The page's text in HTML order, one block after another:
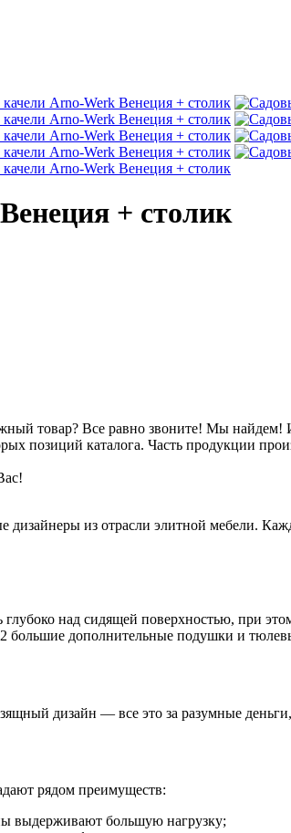
+ столик
товар? Все равно звоните! Мы найдем!
позиций каталога. Часть продукции
из отрасли элитной мебели.
над сидящей поверхностью, при
большие дополнительные подушки и
дизайн — все это за разумные
рядом преимуществ:
выдерживают большую нагрузку;